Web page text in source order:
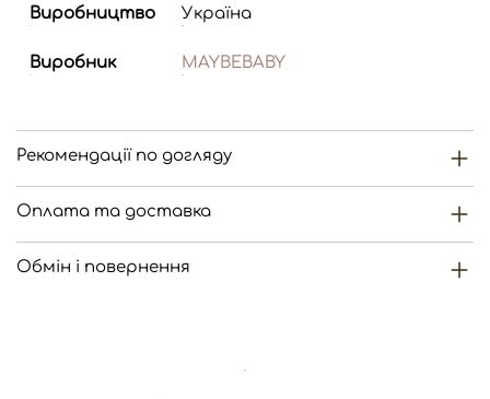
Виробництво Україна
Виробник MAYBEBABY
Рекомендації по догляду
Оплата та доставка
Обмін і повернення